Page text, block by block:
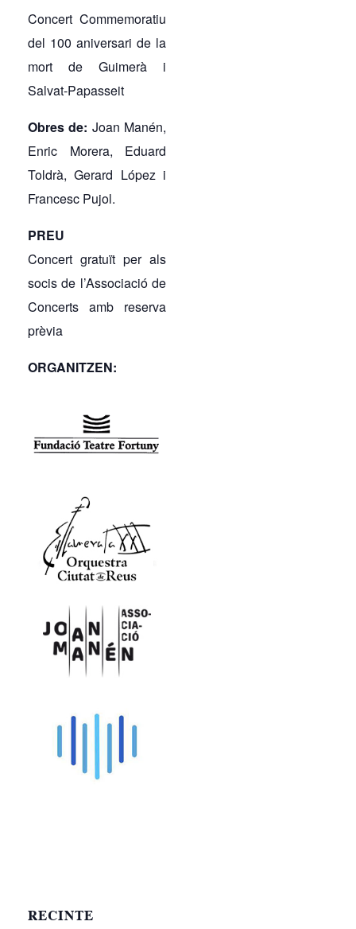
Concert Commemoratiu
del 100 aniversari de la
mort de Guimerà i
Salvat-Papasseit
Obres de: Joan Manén,
Enric Morera, Eduard
Toldrà, Gerard López i
Francesc Pujol.
PREU
Concert gratuït per als
socis de l’Associació de
Concerts amb reserva
prèvia
ORGANITZEN:
RECINTE